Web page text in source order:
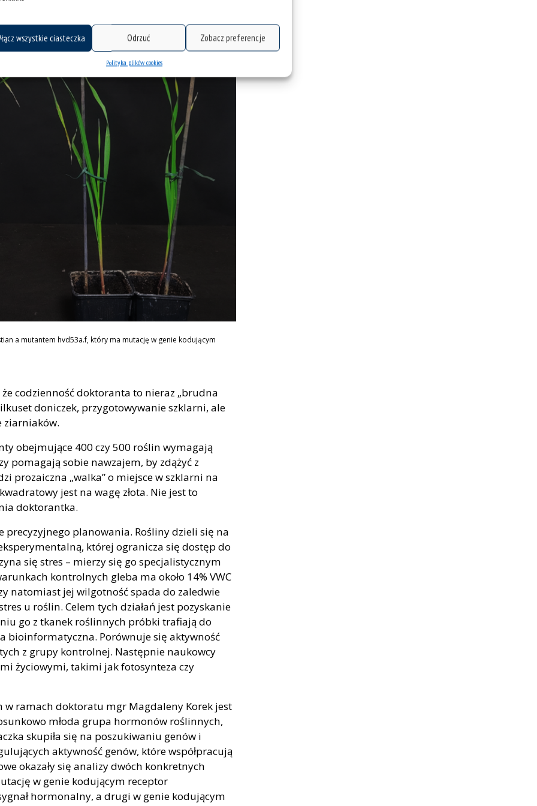
wszystkie ciasteczka Odrzuć Zobacz preferencje
Polityka plików cookies
a mutantem hvd53a.f, który ma mutację w genie kodującym
codzienność doktoranta to nieraz „brudna
doniczek, przygotowywanie szklarni, ale
ziarniaków.
obejmujące 400 czy 500 roślin wymagają
pomagają sobie nawzajem, by zdążyć z
prozaiczna „walka” o miejsce w szklarni na
jest na wagę złota. Nie jest to
doktorantka.
planowania. Rośliny dzieli się na
której ogranicza się dostęp do
się stres – mierzy się go specjalistycznym
kontrolnych gleba ma około 14% VWC
natomiast jej wilgotność spada do zaledwie
u roślin. Celem tych działań jest pozyskanie
go z tkanek roślinnych próbki trafiają do
bioinformatyczna. Porównuje się aktywność
z grupy kontrolnej. Następnie naukowcy
życiowymi, takimi jak fotosynteza czy
w ramach doktoratu mgr Magdaleny Korek jest
młoda grupa hormonów roślinnych,
skupiła się na poszukiwaniu genów i
aktywność genów, które współpracują
okazały się analizy dwóch konkretnych
w genie kodującym receptor
hormonalny, a drugi w genie kodującym